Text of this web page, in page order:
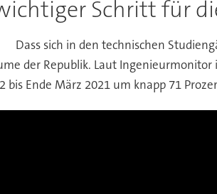
Schritt für
Dass sich in den technischen
der Republik. Laut
Ende März 2021 um knapp 71